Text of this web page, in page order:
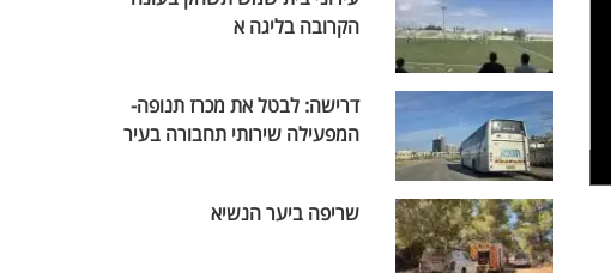
הקרובה בליגה א
דרישה: לבטל את מכרז תנופה-
המפעילה שירותי תחבורה בעיר
שריפה ביער הנשיא